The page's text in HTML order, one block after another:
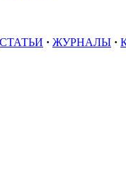
СТАТЬИ · ЖУРНАЛЫ ·